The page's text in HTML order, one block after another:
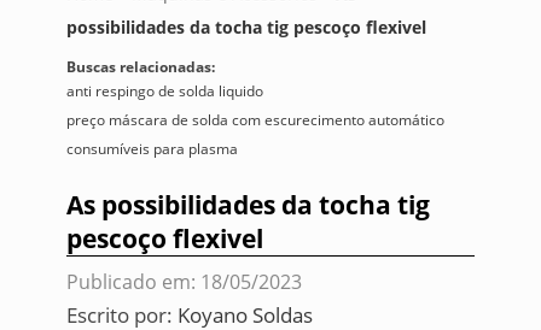
possibilidades da tocha tig pescoço flexivel
Buscas relacionadas:
anti respingo de solda liquido
preço máscara de solda com escurecimento automático
consumíveis para plasma
As possibilidades da tocha tig
pescoço flexivel
Publicado em: 18/05/2023
Escrito por: Koyano Soldas